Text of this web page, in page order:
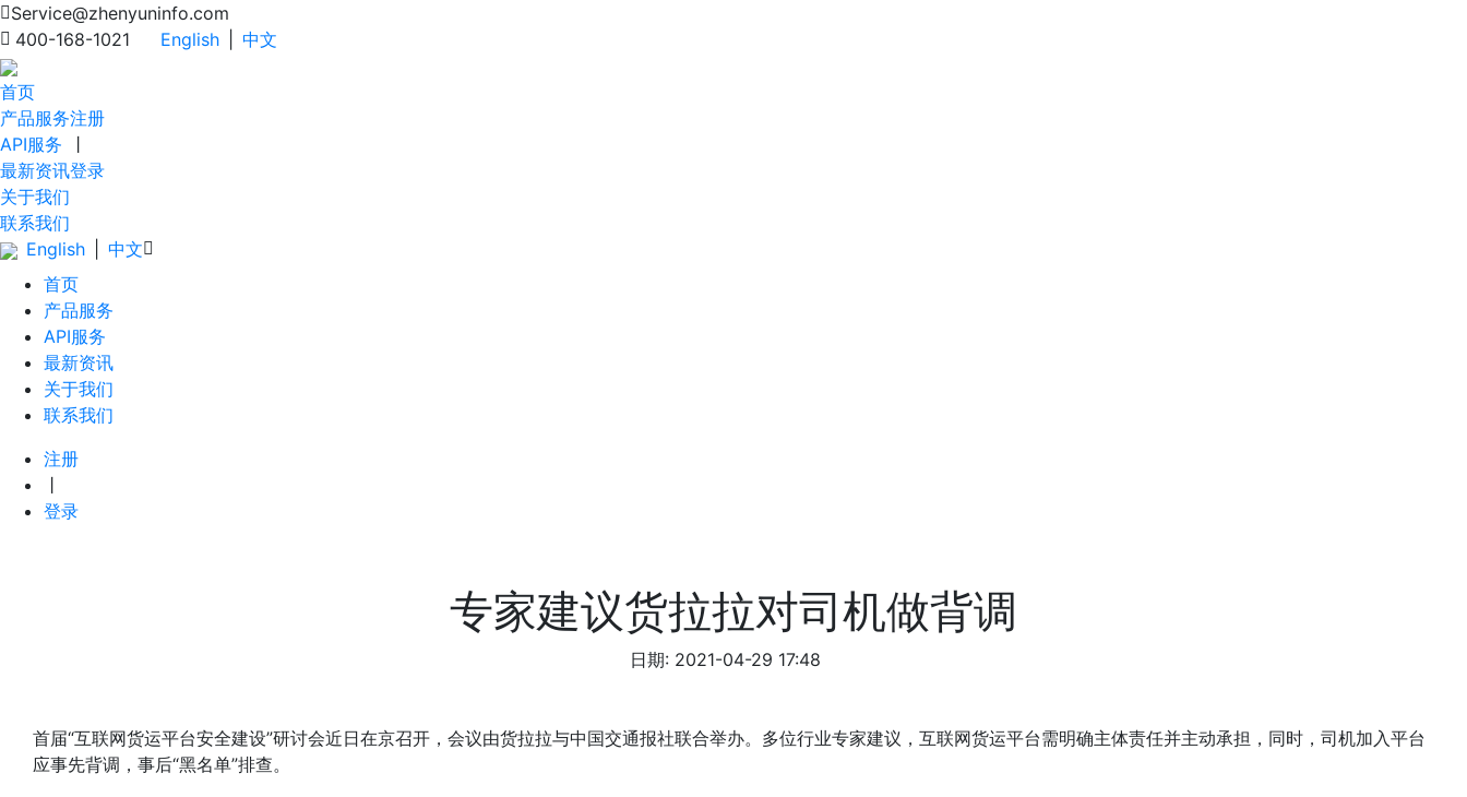
Service@zhenyuninfo.com
400-168-1021
English 中文
首页
产品服务
API服务
最新资讯
关于我们
联系我们
注册
登录
English
中文
首页
产品服务
API服务
最新资讯
关于我们
联系我们
注册
登录
专家建议货拉拉对司机做背调
日期: 2021-04-29 17:48
首届“互联网货运平台安全建设”研讨会近日在京召开，会议由货拉拉与中国交通报社联合举办。多位行业专家建议，互联网货运平台需明确主体责任并主动承担，同时，司机加入平台
应事先背调，事后“黑名单”排查。